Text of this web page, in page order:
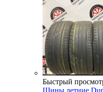
Быстрый